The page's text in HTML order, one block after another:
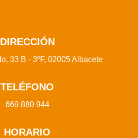
DIRECCIÓN
33 B - 3ºF, 02005 Albacete
TELÉFONO
669 880 944
HORARIO